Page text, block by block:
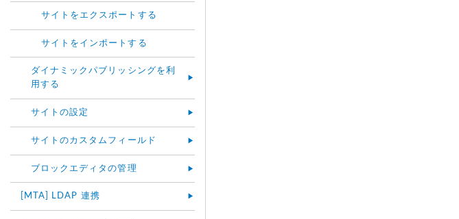
サイトをエクスポートする
サイトをインポートする
ダイナミックパブリッシングを利
用する
サイトの設定
サイトのカスタムフィールド
ブロックエディタの管理
[MTA] LDAP 連携